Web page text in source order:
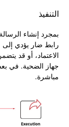
التنفيذ
بمجرد إنشاء
رابط ضار يؤدي إلى
الاعتماد، أو قد
جهاز الضحية. في
مباشرة.